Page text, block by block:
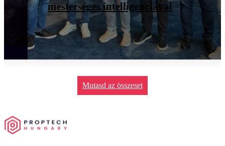
mesterséges intelligenciával
Mutasd az összeset